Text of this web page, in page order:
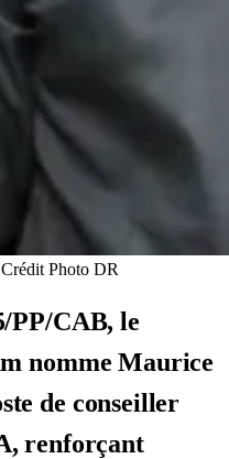
Photo DR
PP/CAB, le
nomme Maurice
de conseiller
renforçant